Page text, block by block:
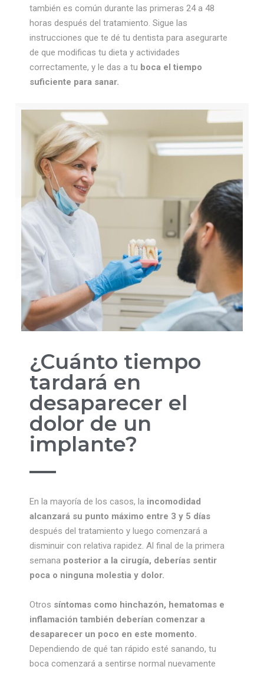
también es común durante las primeras 24 a 48
horas después del tratamiento. Sigue las
instrucciones que te dé tu dentista para asegurarte
de que modificas tu dieta y actividades
correctamente, y le das a tu boca el tiempo
suficiente para sanar.
¿Cuánto tiempo
tardará en
desaparecer el
dolor de un
implante?
En la mayoría de los casos, la incomodidad
alcanzará su punto máximo entre 3 y 5 días
después del tratamiento y luego comenzará a
disminuir con relativa rapidez. Al final de la primera
semana posterior a la cirugía, deberías sentir
poca o ninguna molestia y dolor.
Otros síntomas como hinchazón, hematomas e
inflamación también deberían comenzar a
desaparecer un poco en este momento.
Dependiendo de qué tan rápido esté sanando, tu
boca comenzará a sentirse normal nuevamente